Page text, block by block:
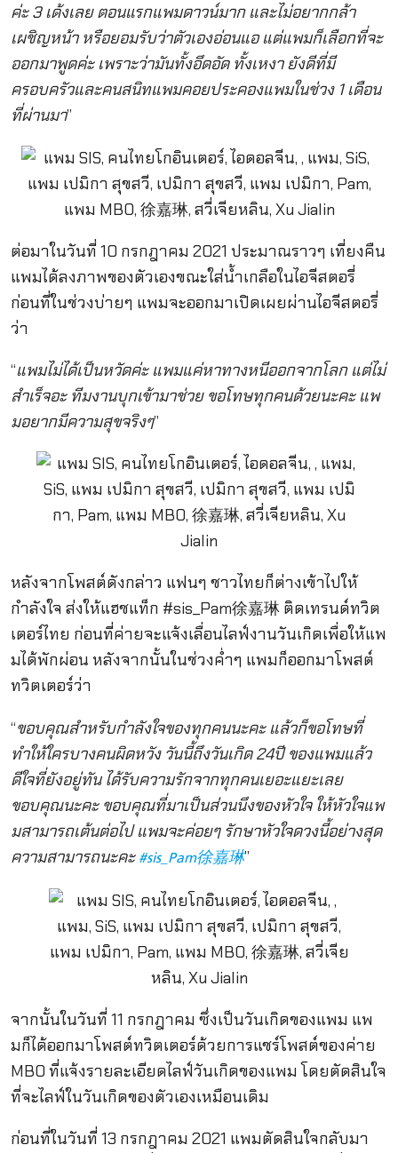
ค่ะ 3 เด้งเลย ตอนแรกแพมดาวน์มาก และไม่อยากกล้า
เผชิญหน้า หรือยอมรับว่าตัวเองอ่อนแอ แต่แพมก็เลือกที่จะ
ออกมาพูดค่ะ เพราะว่ามันทั้งอึดอัด ทั้งเหงา ยังดีที่มี
ครอบครัวและคนสนิทแพมคอยประคองแพมในช่วง 1 เดือน
ที่ผ่านมา”
ต่อมาในวันที่ 10 กรกฎาคม 2021 ประมาณราวๆ เที่ยงคืน
แพมได้ลงภาพของตัวเองขณะใส่น้ำเกลือในไอจีสตอรี่
ก่อนที่ในช่วงบ่ายๆ แพมจะออกมาเปิดเผยผ่านไอจีสตอรี่
ว่า
“แพมไม่ได้เป็นหวัดค่ะ แพมแค่หาทางหนีออกจากโลก แต่ไม่
สำเร็จอะ ทีมงานบุกเข้ามาช่วย ขอโทษทุกคนด้วยนะคะ แพ
มอยากมีความสุขจริงๆ”
หลังจากโพสต์ดังกล่าว แฟนๆ ชาวไทยก็ต่างเข้าไปให้
กำลังใจ ส่งให้แฮชแท็ก #sis_Pam徐嘉琳 ติดเทรนด์ทวิต
เตอร์ไทย ก่อนที่ค่ายจะแจ้งเลื่อนไลฟ์งานวันเกิดเพื่อให้แพ
มได้พักผ่อน หลังจากนั้นในช่วงค่ำๆ แพมก็ออกมาโพสต์
ทวิตเตอร์ว่า
“ขอบคุณสำหรับกำลังใจของทุกคนนะคะ แล้วก็ขอโทษที่
ทำให้ใครบางคนผิดหวัง วันนี้ถึงวันเกิด 24ปี ของแพมแล้ว
ดีใจที่ยังอยู่ทัน ได้รับความรักจากทุกคนเยอะแยะเลย
ขอบคุณนะคะ ขอบคุณที่มาเป็นส่วนนึงของหัวใจ ให้หัวใจแพ
มสามารถเต้นต่อไป แพมจะค่อยๆ รักษาหัวใจดวงนี้อย่างสุด
ความสามารถนะคะ#sis_Pam徐嘉琳”
จากนั้นในวันที่ 11 กรกฎาคม ซึ่งเป็นวันเกิดของแพม แพ
มก็ได้ออกมาโพสต์ทวิตเตอร์ด้วยการแชร์โพสต์ของค่าย
MBO ที่แจ้งรายละเอียดไลฟ์วันเกิดของแพม โดยตัดสินใจ
ที่จะไลฟ์ในวันเกิดของตัวเองเหมือนเดิม
ก่อนที่ในวันที่ 13 กรกฎาคม 2021 แพมตัดสินใจกลับมา